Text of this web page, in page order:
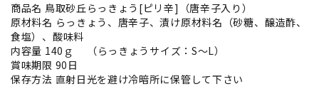
商品名 鳥取砂丘らっきょう[ピリ辛]（唐辛子入り）
原材料名 らっきょう、唐辛子、漬け原材料名（砂糖、醸造酢、
食塩）、酸味料
内容量 140ｇ （らっきょうサイズ：S～L）
賞味期限 90日
保存方法 直射日光を避け冷暗所に保管して下さい